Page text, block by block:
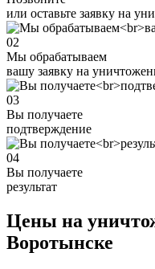
или оставьте заявку на
02
Мы обрабатываем
вашу заявку на
03
Вы получаете
подтверждение
04
Вы получаете
результат
Цены на
Воротынске